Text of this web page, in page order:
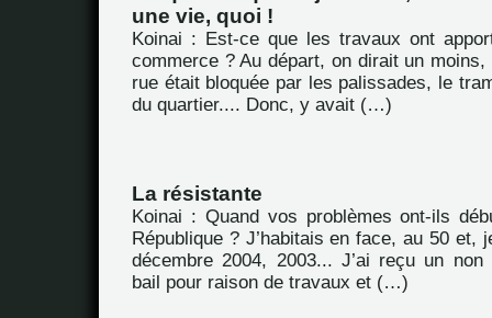
une vie, quoi !
Koinai : Est-ce que les travaux ont
commerce ? Au départ, on dirait un moins,
rue était bloquée par les palissades, le
du quartier.... Donc, y avait (…)
La résistante
Koinai : Quand vos problèmes ont-ils
République ? J’habitais en face, au 50 et,
décembre 2004, 2003... J’ai reçu un non
bail pour raison de travaux et (…)